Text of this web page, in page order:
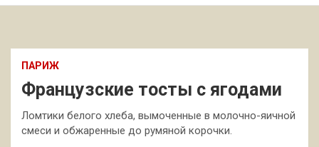
ПАРИЖ
Французские тосты с ягодами
Ломтики белого хлеба, вымоченные в молочно-яичной
смеси и обжаренные до румяной корочки.